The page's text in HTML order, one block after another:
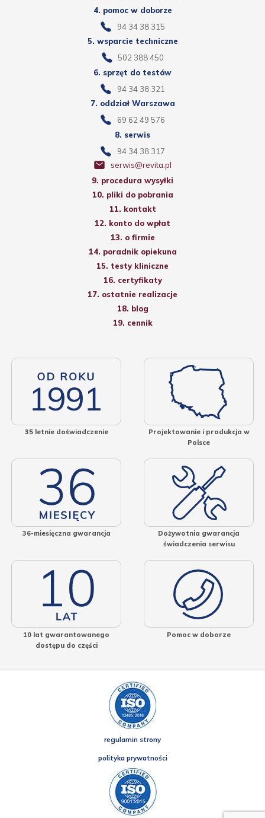
4. pomoc w doborze
94 34 38 315
5. wsparcie techniczne
502 388 450
6. sprzęt do testów
94 34 38 321
7. oddział Warszawa
69 62 49 576
8. serwis
94 34 38 317
serwis@revita.pl
9. procedura wysyłki
10. pliki do pobrania
11. kontakt
12. konto do wpłat
13. o firmie
14. poradnik opiekuna
15. testy kliniczne
16. certyfikaty
17. ostatnie realizacje
18. blog
19. cennik
35 letnie doświadczenie
Projektowanie i produkcja w
Polsce
36-miesięczna gwarancja
Dożywotnia gwarancja
świadczenia serwisu
10 lat gwarantowanego
dostępu do części
Pomoc w doborze
regulamin strony
polityka prywatności